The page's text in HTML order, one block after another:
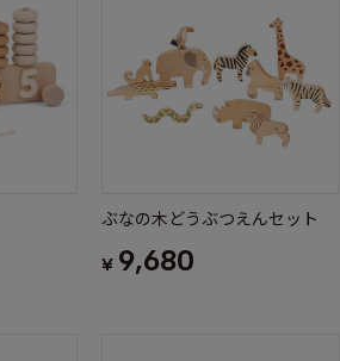
ぶなの木どうぶつえんセット
¥ 9,680